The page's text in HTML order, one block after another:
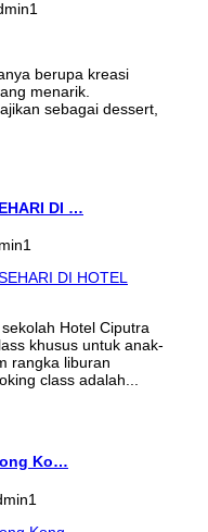
berupa kreasi
menarik.
sebagai dessert,
DI …
Hotel Ciputra
khusus untuk anak-
rangka liburan
class adalah...
Ko…